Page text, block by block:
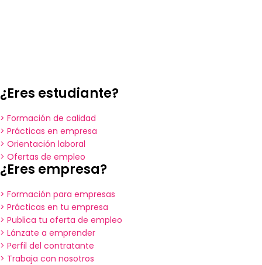
¿Eres estudiante?
> Formación de calidad
> Prácticas en empresa
> Orientación laboral
> Ofertas de empleo
¿Eres empresa?
> Formación para empresas
> Prácticas en tu empresa
> Publica tu oferta de empleo
> Lánzate a emprender
> Perfil del contratante
> Trabaja con nosotros